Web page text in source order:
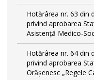
Hotărârea nr. 63 din
privind aprobarea
Asistență Medico-
Hotărârea nr. 64 din
privind aprobarea
Orășenesc „Regele